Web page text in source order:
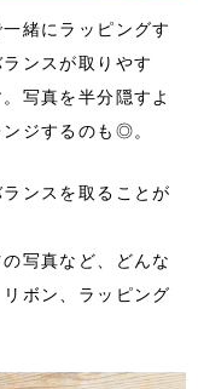
緒にラッピングす
ンスが取りやす
写真を半分隠すよ
ジするのも◎。
ンスを取ることが
写真など、どんな
ボン、ラッピング